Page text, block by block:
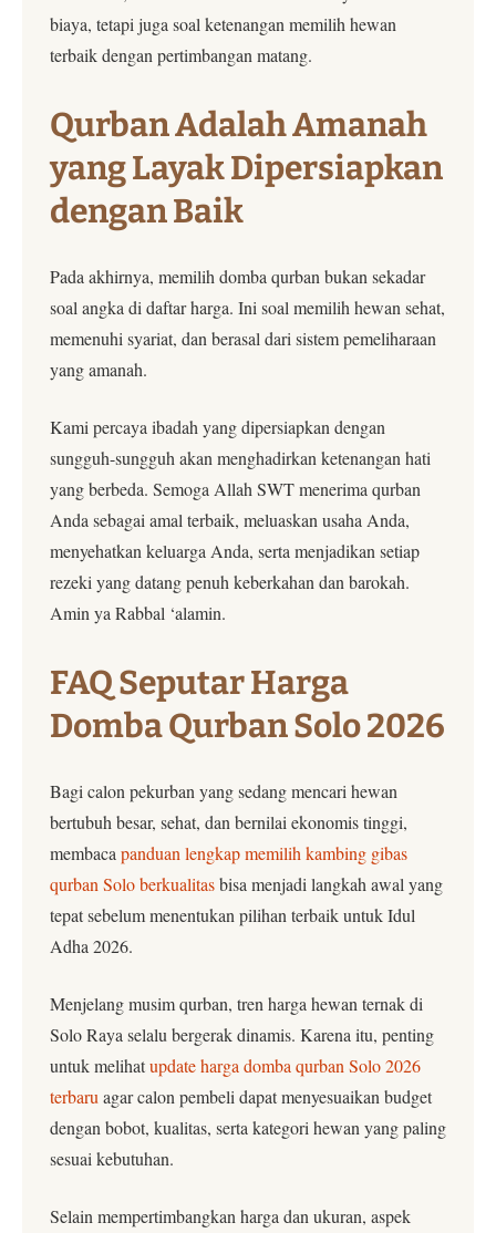
biaya, tetapi juga soal ketenangan memilih hewan
terbaik dengan pertimbangan matang.
Qurban Adalah Amanah
yang Layak Dipersiapkan
dengan Baik
Pada akhirnya, memilih domba qurban bukan sekadar
soal angka di daftar harga. Ini soal memilih hewan sehat,
memenuhi syariat, dan berasal dari sistem pemeliharaan
yang amanah.
Kami percaya ibadah yang dipersiapkan dengan
sungguh-sungguh akan menghadirkan ketenangan hati
yang berbeda. Semoga Allah SWT menerima qurban
Anda sebagai amal terbaik, meluaskan usaha Anda,
menyehatkan keluarga Anda, serta menjadikan setiap
rezeki yang datang penuh keberkahan dan barokah.
Amin ya Rabbal ‘alamin.
FAQ Seputar Harga
Domba Qurban Solo 2026
Bagi calon pekurban yang sedang mencari hewan
bertubuh besar, sehat, dan bernilai ekonomis tinggi,
membaca panduan lengkap memilih kambing gibas
qurban Solo berkualitasbisa menjadi langkah awal yang
tepat sebelum menentukan pilihan terbaik untuk Idul
Adha 2026.
Menjelang musim qurban, tren harga hewan ternak di
Solo Raya selalu bergerak dinamis. Karena itu, penting
untuk melihatupdate harga domba qurban Solo 2026
terbaru agar calon pembeli dapat menyesuaikan budget
dengan bobot, kualitas, serta kategori hewan yang paling
sesuai kebutuhan.
Selain mempertimbangkan harga dan ukuran, aspek